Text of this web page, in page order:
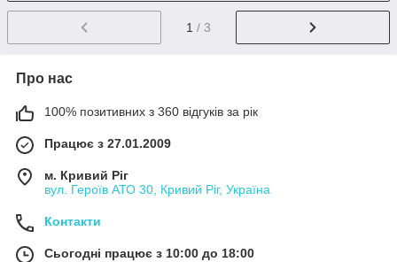
1 / 3
Про нас
100% позитивних з 360 відгуків за рік
Працює з 27.01.2009
м. Кривий Ріг
вул. Героїв АТО 30, Кривий Ріг, Україна
Контакти
Сьогодні працює з 10:00 до 18:00